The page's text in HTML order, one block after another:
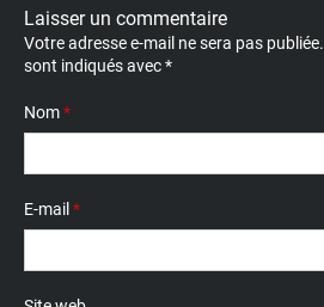
Laisser un commentaire
Votre adresse e-mail ne sera pas publiée.
sont indiqués avec*
Nom*
E-mail *